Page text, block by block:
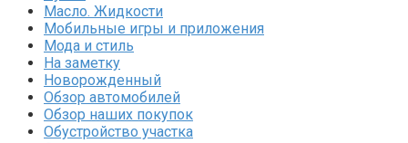
Масло. Жидкости
Мобильные игры и приложения
Мода и стиль
На заметку
Новорожденный
Обзор автомобилей
Обзор наших покупок
Обустройство участка